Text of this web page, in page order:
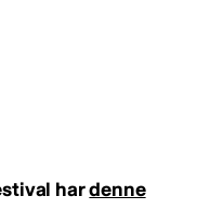
hardenne